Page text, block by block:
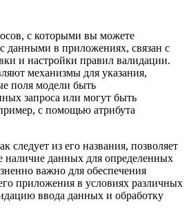
с которыми вы можете
данными в приложениях, связан с
и настройки правил валидации.
механизмы для указания,
поля модели быть
запроса или могут быть
с помощью атрибута
следует из его названия, позволяет
наличие данных для определенных
важно для обеспечения
приложения в условиях различных
ввода данных и обработку